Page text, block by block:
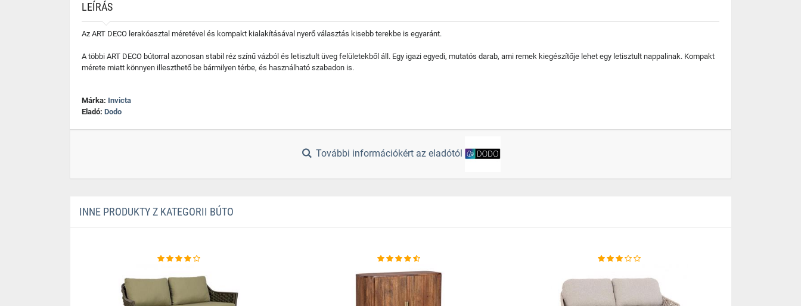
LEÍRÁS
Az ART DECO lerakóasztal méretével és kompakt kialakításával nyerő választás kisebb terekbe is egyaránt.
A többi ART DECO bútorral azonosan stabil réz színű vázból és letisztult üveg felületekből áll. Egy igazi egyedi, mutatós darab, ami remek kiegészítője lehet egy letisztult nappalinak. Kompakt
mérete miatt könnyen illeszthető be bármilyen térbe, és használható szabadon is.
Márka: Invicta
Eladó: Dodo
További információkért az eladótól
INNE PRODUKTY Z KATEGORII BÚTO